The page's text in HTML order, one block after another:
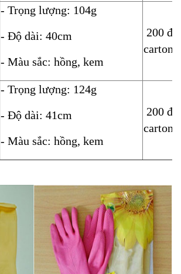
- Trọng lượng: 104g
- Độ dài: 40cm
- Màu sắc: hồng, kem
200
carton
- Trọng lượng: 124g
- Độ dài: 41cm
- Màu sắc: hồng, kem
200
carton